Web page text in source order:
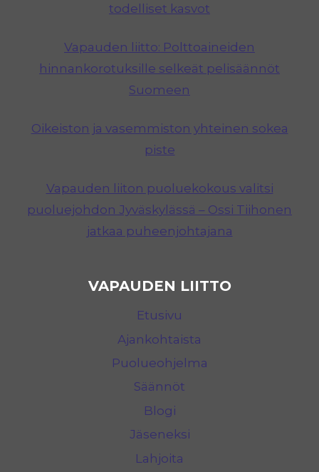
todelliset kasvot
Vapauden liitto: Polttoaineiden
hinnankorotuksille selkeät pelisäännöt
Suomeen
Oikeiston ja vasemmiston yhteinen sokea
piste
Vapauden liiton puoluekokous valitsi
puoluejohdon Jyväskylässä – Ossi Tiihonen
jatkaa puheenjohtajana
VAPAUDEN LIITTO
Etusivu
Ajankohtaista
Puolueohjelma
Säännöt
Blogi
Jäseneksi
Lahjoita